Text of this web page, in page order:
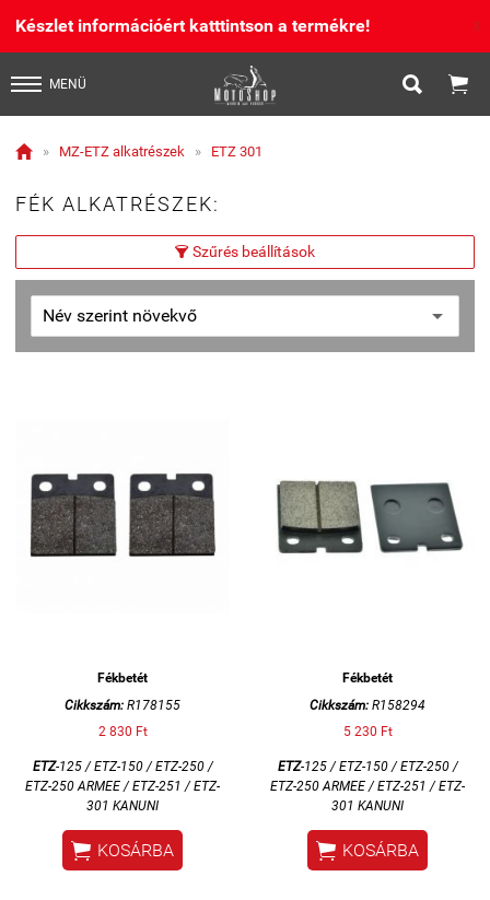
Készlet információért katttintson a termékre! X
MENÜ  
 » MZ-ETZ alkatrészek » ETZ 301
FÉK ALKATRÉSZEK:
 Szűrés beállítások
Fékbetét
Cikkszám: R178155
2 830 Ft
ETZ-125 / ETZ-150 / ETZ-250 /
ETZ-250 ARMEE / ETZ-251 / ETZ-
301 KANUNI
 KOSÁRBA
Fékbetét
Cikkszám: R158294
5 230 Ft
ETZ-125 / ETZ-150 / ETZ-250 /
ETZ-250 ARMEE / ETZ-251 / ETZ-
301 KANUNI
 KOSÁRBA